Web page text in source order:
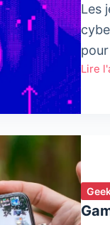
Les
Lire
en
2023
?